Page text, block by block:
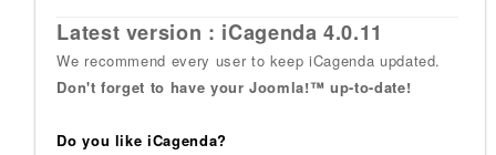
Latest version : iCagenda 4.0.11
We recommend every user to keep iCagenda updated.
Don't forget to have your Joomla!™ up-to-date!
Do you like iCagenda?